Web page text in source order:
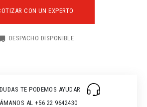
CON UN EXPERTO
DESPACHO DISPONIBLE
TE PODEMOS AYUDAR
AL +56 22 9642430